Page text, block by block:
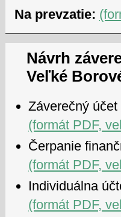
Na prevzatie:
Návrh
Veľké
Záverečný
(formát PDF,
Čerpanie
(formát PDF,
Individuálna
(formát PDF,